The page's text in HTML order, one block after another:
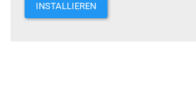
INSTALLIEREN